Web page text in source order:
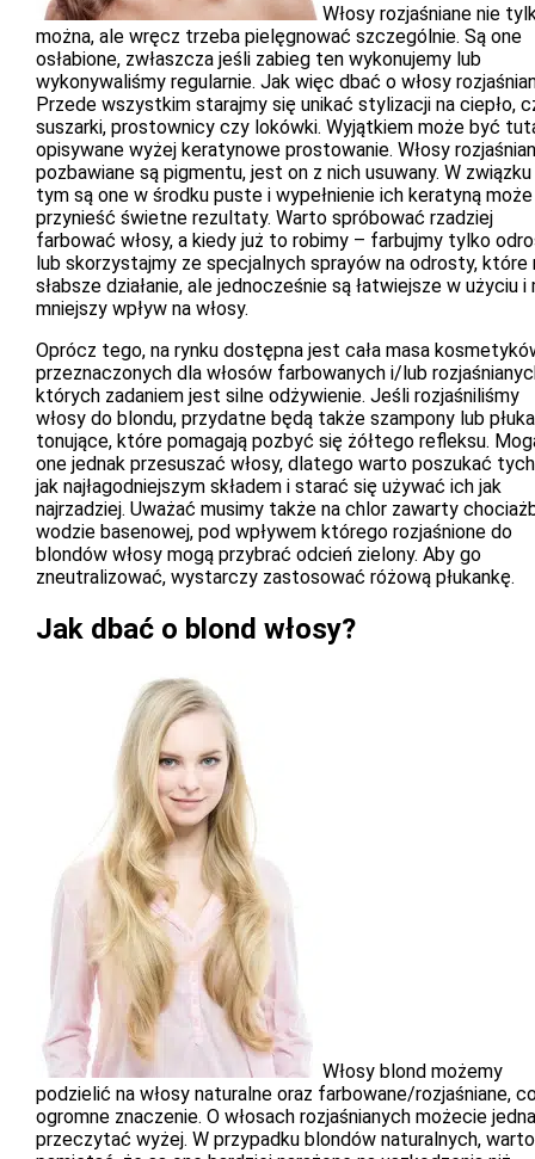
Włosy rozjaśniane nie
można, ale wręcz trzeba pielęgnować szczególnie. Są one
osłabione, zwłaszcza jeśli zabieg ten wykonujemy lub
wykonywaliśmy regularnie. Jak więc dbać o włosy
Przede wszystkim starajmy się unikać stylizacji na ciepło,
suszarki, prostownicy czy lokówki. Wyjątkiem może być
opisywane wyżej keratynowe prostowanie. Włosy
pozbawiane są pigmentu, jest on z nich usuwany. W
tym są one w środku puste i wypełnienie ich keratyną może
przynieść świetne rezultaty. Warto spróbować rzadziej
farbować włosy, a kiedy już to robimy – farbujmy tylko
lub skorzystajmy ze specjalnych sprayów na odrosty, które
słabsze działanie, ale jednocześnie są łatwiejsze w użyciu i
mniejszy wpływ na włosy.
Oprócz tego, na rynku dostępna jest cała masa
przeznaczonych dla włosów farbowanych i/lub
których zadaniem jest silne odżywienie. Jeśli rozjaśniliśmy
włosy do blondu, przydatne będą także szampony lub
tonujące, które pomagają pozbyć się żółtego refleksu.
one jednak przesuszać włosy, dlatego warto poszukać
jak najłagodniejszym składem i starać się używać ich jak
najrzadziej. Uważać musimy także na chlor zawarty
wodzie basenowej, pod wpływem którego rozjaśnione do
blondów włosy mogą przybrać odcień zielony. Aby go
zneutralizować, wystarczy zastosować różową płukankę.
Jak dbać o blond włosy?
Włosy blond możemy
podzielić na włosy naturalne oraz farbowane/rozjaśniane,
ogromne znaczenie. O włosach rozjaśnianych możecie
przeczytać wyżej. W przypadku blondów naturalnych, warto